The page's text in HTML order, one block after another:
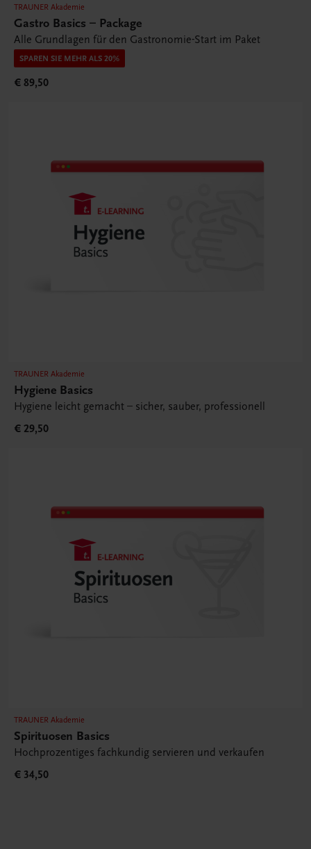
TRAUNER Akademie
Gastro Basics – Package
Alle Grundlagen für den Gastronomie-Start im Paket
SPAREN SIE MEHR ALS 20%
€ 89,50
TRAUNER Akademie
Hygiene Basics
Hygiene leicht gemacht – sicher, sauber, professionell
€ 29,50
TRAUNER Akademie
Spirituosen Basics
Hochprozentiges fachkundig servieren und verkaufen
€ 34,50